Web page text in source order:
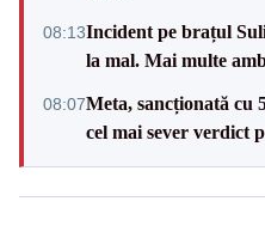
08:13Incident pe brațul
la mal. Mai multe
08:07Meta, sancționată cu
cel mai sever verdict